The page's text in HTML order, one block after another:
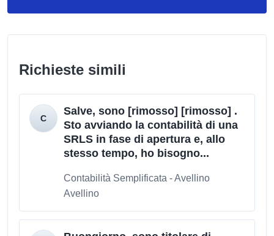
Richieste simili
Salve, sono [rimosso] [rimosso] .
Sto avviando la contabilità di una
SRLS in fase di apertura e, allo
stesso tempo, ho bisogno...
Contabilità Semplificata - Avellino
Avellino